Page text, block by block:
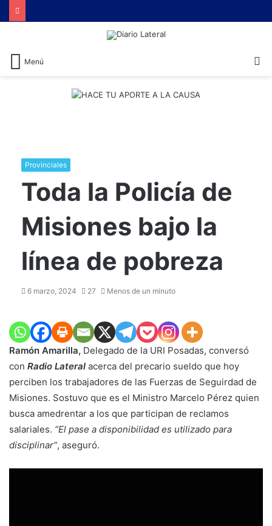
Menú
Provinciales
Toda la Policía de
Misiones bajo la
línea de pobreza
6 marzo, 2024 27 Menos de un minuto
Ramón Amarilla, Delegado de la URI Posadas, conversó
con Radio Lateral acerca del precario sueldo que hoy
perciben los trabajadores de las Fuerzas de Seguirdad de
Misiones. Sostuvo que es el Ministro Marcelo Pérez quien
busca amedrentar a los que participan de reclamos
salariales. “El pase a disponibilidad es utilizado para
disciplinar”, aseguró.